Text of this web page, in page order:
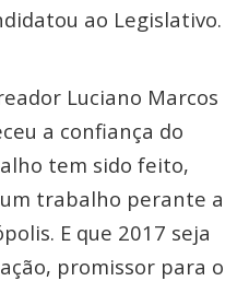
ao Legislativo.
Luciano Marcos
a confiança do
tem sido feito,
trabalho perante a
E que 2017 seja
promissor para o